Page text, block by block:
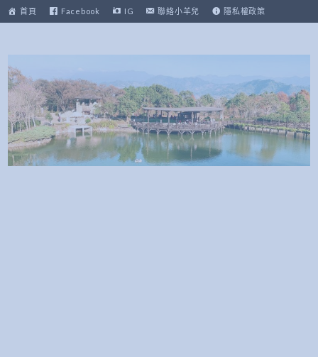
至
內
首頁 Facebook IG 聯絡小羊兒 隱私權政策